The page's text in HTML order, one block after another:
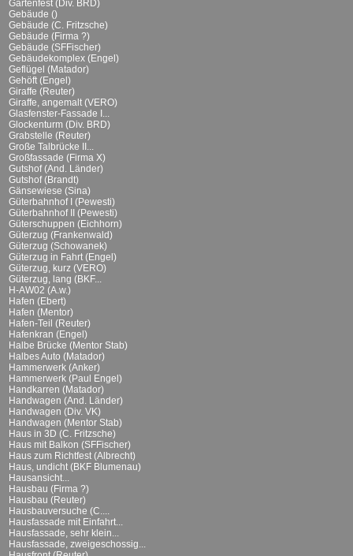
Gartenfest (Div. BRD)
Gebäude ()
Gebäude (C. Fritzsche)
Gebäude (Firma ?)
Gebäude (SFFischer)
Gebäudekomplex (Engel)
Geflügel (Matador)
Gehöft (Engel)
Giraffe (Reuter)
Giraffe, angemalt (VERO)
Glasfenster-Fassade I...
Glockenturm (Div. BRD)
Grabstelle (Reuter)
Große Talbrücke II...
Großfassade (Firma X)
Gutshof (And. Länder)
Gutshof (Brandt)
Gänsewiese (Sina)
Güterbahnhof I (Pewesti)
Güterbahnhof II (Pewesti)
Güterschuppen (Eichhorn)
Güterzug (Frankenwald)
Güterzug (Schowanek)
Güterzug in Fahrt (Engel)
Güterzug, kurz (VERO)
Güterzug, lang (BKF...
H-AW02 (A.w.)
Hafen (Ebert)
Hafen (Mentor)
Hafen-Teil (Reuter)
Hafenkran (Engel)
Halbe Brücke (Mentor Stab)
Halbes Auto (Matador)
Hammerwerk (Anker)
Hammerwerk (Paul Engel)
Handkarren (Matador)
Handwagen (And. Länder)
Handwagen (Div. VK)
Handwagen (Mentor Stab)
Haus in 3D (C. Fritzsche)
Haus mit Balkon (SFFischer)
Haus zum Richtfest (Albrecht)
Haus, undicht (BKF Blumenau)
Hausansicht...
Hausbau (Firma ?)
Hausbau (Reuter)
Hausbauversuche (C....
Hausfassade mit Einfahrt...
Hausfassade, sehr klein...
Hausfassade, zweigeschossig...